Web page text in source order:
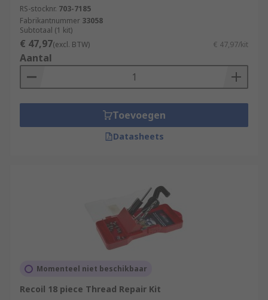
RS-stocknr. 703-7185
Fabrikantnummer 33058
Subtotaal (1 kit)
€ 47,97(excl. BTW) € 47,97/kit
Aantal
Toevoegen
Datasheets
Momenteel niet beschikbaar
Recoil 18 piece Thread Repair Kit